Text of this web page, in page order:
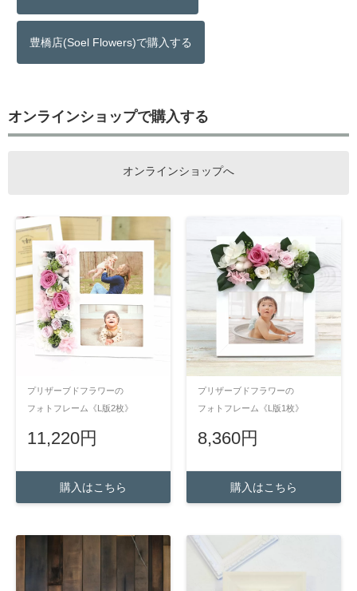
豊橋店(Soel Flowers)で購入する
オンラインショップで購入する
オンラインショップへ
プリザーブドフラワーの
フォトフレーム《L版2枚》
11,220円
購入はこちら
プリザーブドフラワーの
フォトフレーム《L版1枚》
8,360円
購入はこちら